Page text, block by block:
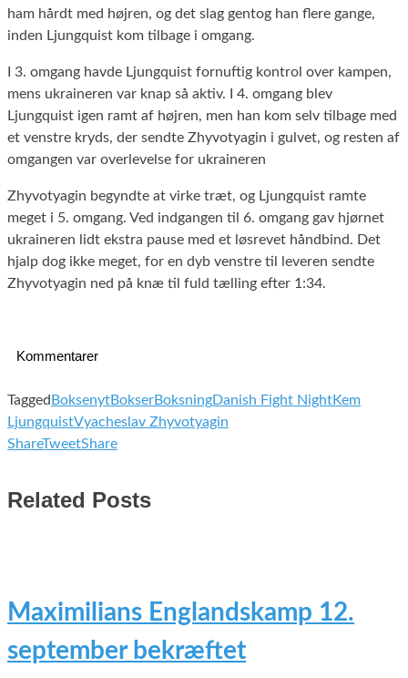
ham hårdt med højren, og det slag gentog han flere gange,
inden Ljungquist kom tilbage i omgang.
I 3. omgang havde Ljungquist fornuftig kontrol over kampen,
mens ukraineren var knap så aktiv. I 4. omgang blev
Ljungquist igen ramt af højren, men han kom selv tilbage med
et venstre kryds, der sendte Zhyvotyagin i gulvet, og resten af
omgangen var overlevelse for ukraineren
Zhyvotyagin begyndte at virke træt, og Ljungquist ramte
meget i 5. omgang. Ved indgangen til 6. omgang gav hjørnet
ukraineren lidt ekstra pause med et løsrevet håndbind. Det
hjalp dog ikke meget, for en dyb venstre til leveren sendte
Zhyvotyagin ned på knæ til fuld tælling efter 1:34.
Kommentarer
Tagged BoksenytBokserBoksningDanish Fight NightKem
LjungquistVyacheslav Zhyvotyagin
ShareTweetShare
Related Posts
Maximilians Englandskamp 12.
september bekræftet